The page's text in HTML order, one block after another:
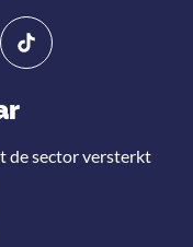
de sector versterkt